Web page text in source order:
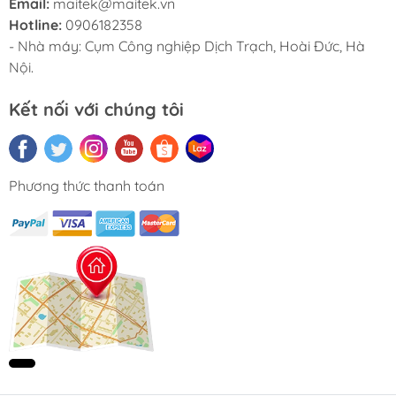
Email: maitek@maitek.vn
Hotline: 0906182358
- Nhà máy: Cụm Công nghiệp Dịch Trạch, Hoài Đức, Hà
Nội.
Kết nối với chúng tôi
Phương thức thanh toán